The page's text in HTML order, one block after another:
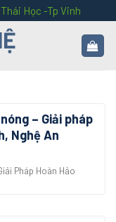
Học -Tp Vinh
– Giải pháp
Nghệ An
Pháp Hoàn Hảo